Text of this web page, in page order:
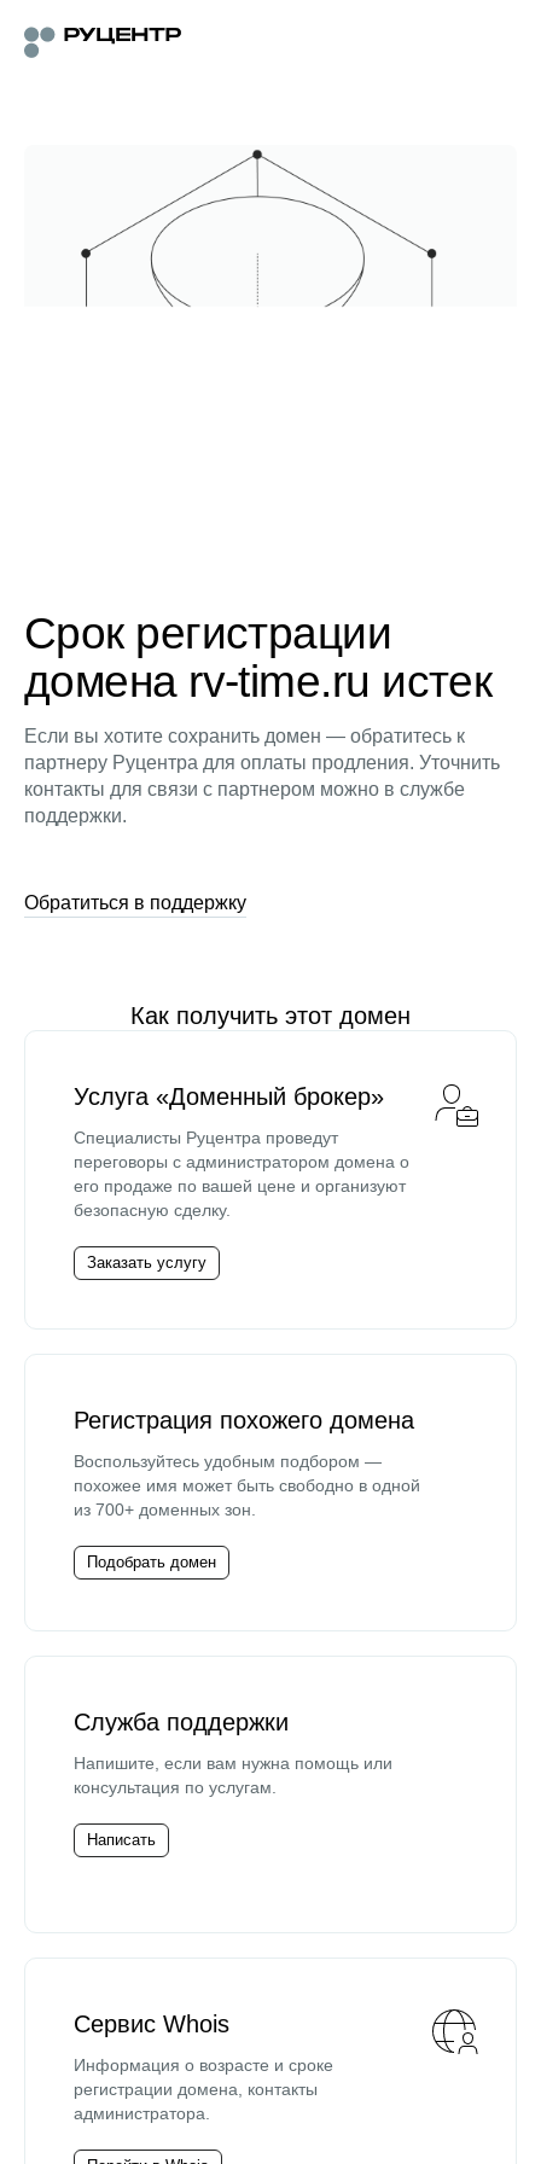
Срок регистрации
домена rv-time.ru истек
Если вы хотите сохранить домен — обратитесь к
партнеру Руцентра для оплаты продления. Уточнить
контакты для связи с партнером можно в службе
поддержки.
Обратиться в поддержку
Как получить этот домен
Услуга «Доменный брокер»
Специалисты Руцентра проведут
переговоры с администратором домена о
его продаже по вашей цене и организуют
безопасную сделку.
Заказать услугу
Регистрация похожего домена
Воспользуйтесь удобным подбором —
похожее имя может быть свободно в одной
из 700+ доменных зон.
Подобрать домен
Служба поддержки
Напишите, если вам нужна помощь или
консультация по услугам.
Написать
Сервис Whois
Информация о возрасте и сроке
регистрации домена, контакты
администратора.